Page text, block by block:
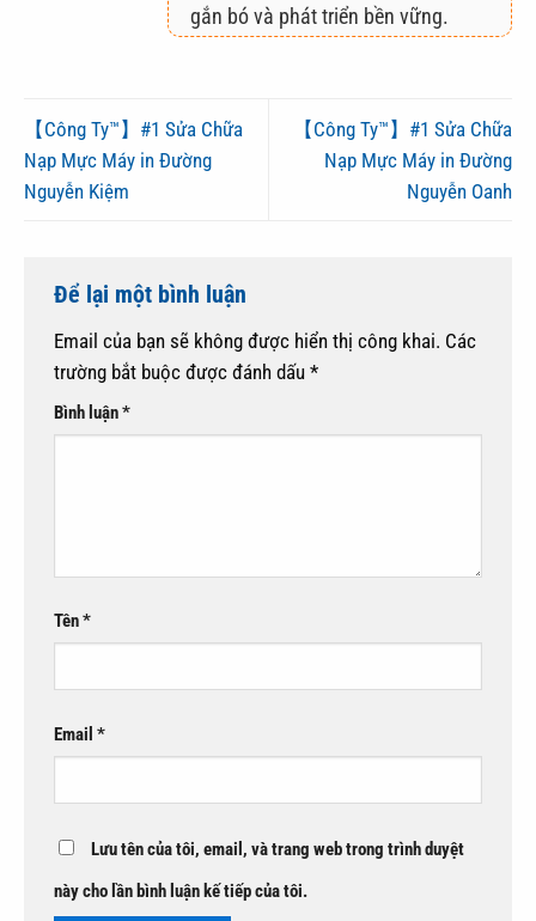
gắn bó và phát triển bền vững.
【Công Ty™】#1 Sửa Chữa
Nạp Mực Máy in Đường
Nguyễn Kiệm
【Công Ty™】#1 Sửa Chữa
Nạp Mực Máy in Đường
Nguyễn Oanh
Để lại một bình luận
Email của bạn sẽ không được hiển thị công khai. Các
trường bắt buộc được đánh dấu *
Bình luận*
Tên*
Email *
Lưu tên của tôi, email, và trang web trong trình duyệt
này cho lần bình luận kế tiếp của tôi.